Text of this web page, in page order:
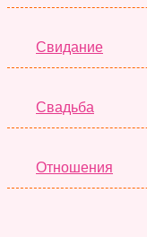
Свидание
Свадьба
Отношения